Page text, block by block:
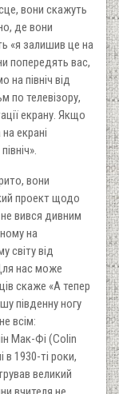
вони скажуть
де вони
«я залишив це на
попередять вас,
на північ від
по телевізору,
екрану. Якщо
екрані
вони
проект щодо
не вився дивним
на
світу від
нас може
скаже «А тепер
південну ногу
всім:
Мак-Фі (Colin
в 1930-ті роки,
великий